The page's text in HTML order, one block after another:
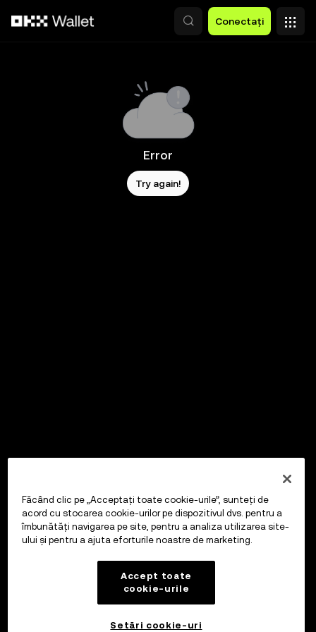
Conectați
Error
Try again!
Făcând clic pe „Acceptați toate cookie-urile”, sunteți de
acord cu stocarea cookie-urilor pe dispozitivul dvs. pentru a
îmbunătăți navigarea pe site, pentru a analiza utilizarea site-
ului și pentru a ajuta eforturile noastre de marketing.
Accept toate
cookie-urile
Setări cookie-uri